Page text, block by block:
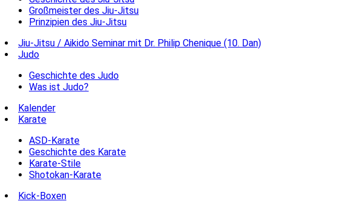
Großmeister des Jiu-Jitsu
Prinzipien des Jiu-Jitsu
Jiu-Jitsu / Aikido Seminar mit Dr. Philip Chenique (10. Dan)
Judo
Geschichte des Judo
Was ist Judo?
Kalender
Karate
ASD-Karate
Geschichte des Karate
Karate-Stile
Shotokan-Karate
Kick-Boxen